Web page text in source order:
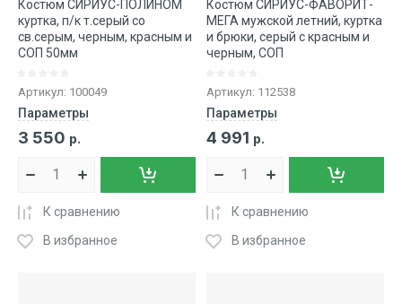
Костюм СИРИУС-ПОЛИНОМ
куртка, п/к т.серый со
св.серым, черным, красным и
СОП 50мм
Артикул: 100049
Параметры
3 550 р.
К сравнению
В избранное
Костюм СИРИУС-ФАВОРИТ-
МЕГА мужской летний, куртка
и брюки, серый с красным и
черным, СОП
Артикул: 112538
Параметры
4 991 р.
К сравнению
В избранное